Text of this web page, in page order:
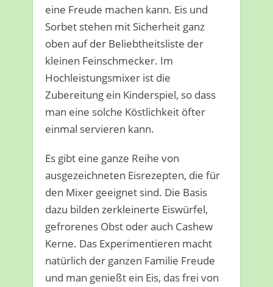
eine Freude machen kann. Eis und
Sorbet stehen mit Sicherheit ganz
oben auf der Beliebtheitsliste der
kleinen Feinschmecker. Im
Hochleistungsmixer ist die
Zubereitung ein Kinderspiel, so dass
man eine solche Köstlichkeit öfter
einmal servieren kann.
Es gibt eine ganze Reihe von
ausgezeichneten Eisrezepten, die für
den Mixer geeignet sind. Die Basis
dazu bilden zerkleinerte Eiswürfel,
gefrorenes Obst oder auch Cashew
Kerne. Das Experimentieren macht
natürlich der ganzen Familie Freude
und man genießt ein Eis, das frei von